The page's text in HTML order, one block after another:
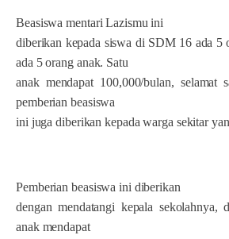
Beasiswa mentari Lazismu ini
diberikan kepada siswa di SDM 16 ada 5
ada 5 orang anak. Satu
anak mendapat 100,000/bulan, selamat
pemberian beasiswa
ini juga diberikan kepada warga sekitar
Pemberian beasiswa ini diberikan
dengan mendatangi kepala sekolahnya,
anak mendapat